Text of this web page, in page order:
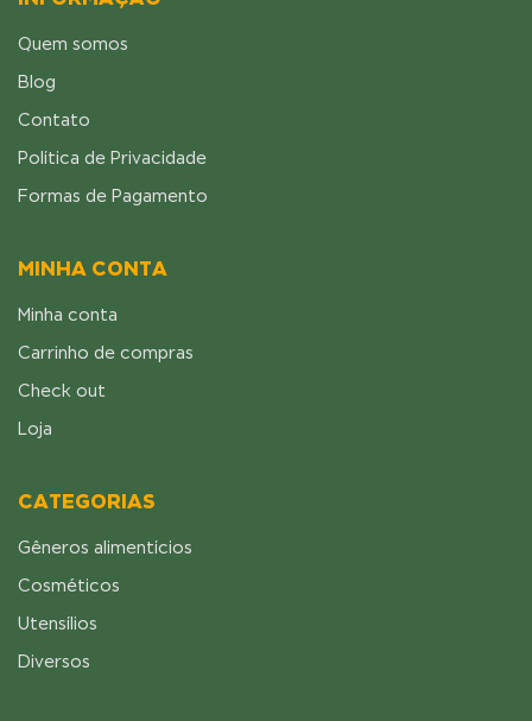
Quem somos
Blog
Contato
Política de Privacidade
Formas de Pagamento
MINHA CONTA
Minha conta
Carrinho de compras
Check out
Loja
CATEGORIAS
Gêneros alimentícios
Cosméticos
Utensílios
Diversos